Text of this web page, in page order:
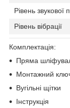
Рівень звукової
Рівень вібрації
Комплектація:
Пряма
Монтажний
Вугільні щітки
Інструкція